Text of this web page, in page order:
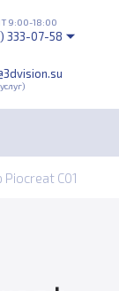
9:00-18:00
333-07-58
Piocreat C01